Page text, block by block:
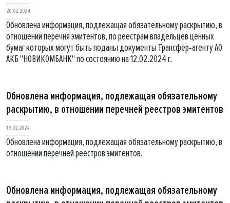
20.02.2024
Обновлена информация, подлежащая обязательному раскрытию, в
отношении перечня эмитентов, по реестрам владельцев ценных
бумаг которых могут быть поданы документы Трансфер-агенту АО
АКБ "НОВИКОМБАНК" по состоянию на 12.02.2024 г.
Обновлена информация, подлежащая обязательному
раскрытию, в отношении перечней реестров эмитентов
19.02.2024
Обновлена информация, подлежащая обязательному раскрытию, в
отношении перечней реестров эмитентов.
Обновлена информация, подлежащая обязательному